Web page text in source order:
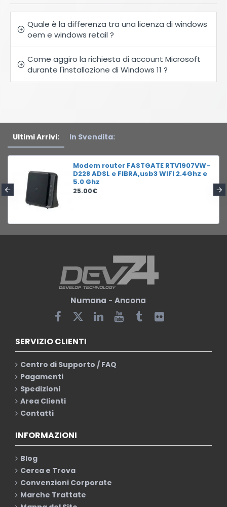
Quale è la differenza tra una licenza di windows
oem e windows retail ?
Come aggiro la richiesta di account Microsoft
durante l'installazione di Windows 11 ?
Ultimi Arrivi: In Svendita:
Modem router FASTGATE RTV1907VW-
D228 ADSL e FIBRA,usb3 WIFI 2.4Ghz e
5.0 Ghz
25.00€
Numana - Ancona
SERVIZIO CLIENTI
Centro di Supporto / FAQ
Pagamenti
Spedizioni
Area Clienti
Contatti
INFORMAZIONI
Blog
Cerca e Trova
Convenzioni Corporate
Marche Trattate